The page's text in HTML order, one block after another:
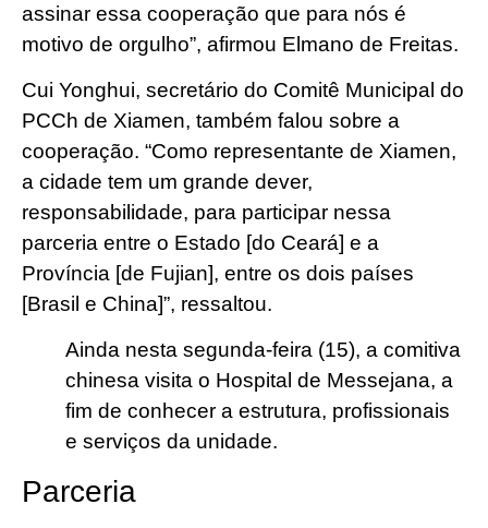
assinar essa cooperação que para nós é
motivo de orgulho”, afirmou Elmano de Freitas.
Cui Yonghui, secretário do Comitê Municipal do
PCCh de Xiamen, também falou sobre a
cooperação. “Como representante de Xiamen,
a cidade tem um grande dever,
responsabilidade, para participar nessa
parceria entre o Estado [do Ceará] e a
Província [de Fujian], entre os dois países
[Brasil e China]”, ressaltou.
Ainda nesta segunda-feira (15), a comitiva
chinesa visita o Hospital de Messejana, a
fim de conhecer a estrutura, profissionais
e serviços da unidade.
Parceria